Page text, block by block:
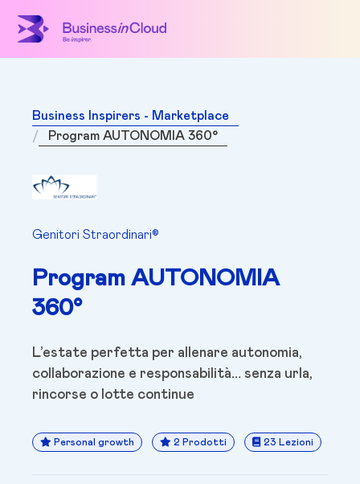
Business Inspirers - Marketplace
Program AUTONOMIA 360°
Genitori Straordinari®
Program AUTONOMIA
360°
L’estate perfetta per allenare autonomia,
collaborazione e responsabilità… senza urla,
rincorse o lotte continue
Personal growth 2 Prodotti 23 Lezioni